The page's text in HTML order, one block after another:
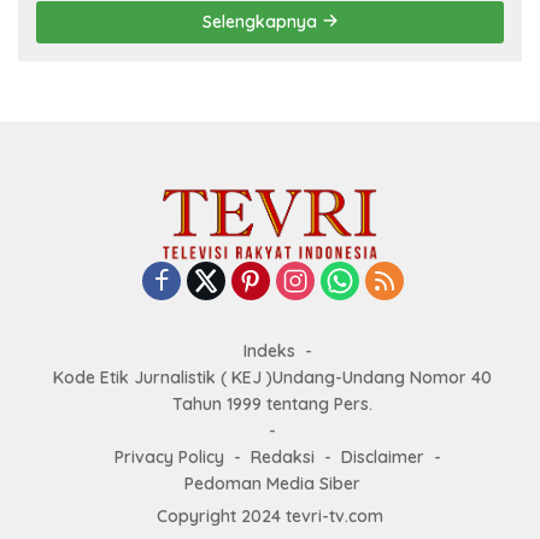
Selengkapnya
Indeks
Kode Etik Jurnalistik ( KEJ )Undang-Undang Nomor 40
Tahun 1999 tentang Pers.
Privacy Policy Redaksi
Disclaimer
Pedoman Media Siber
Copyright 2024 tevri-tv.com